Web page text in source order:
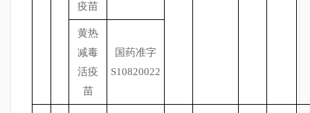
疫苗
黄热
减毒
活疫
苗
国药准字
S10820022